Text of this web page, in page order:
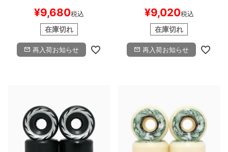
¥9,680税込
在庫切れ
再入荷お知らせ
¥9,020税込
在庫切れ
再入荷お知らせ